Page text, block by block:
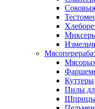
Куттеры
Пилы
Шприцы